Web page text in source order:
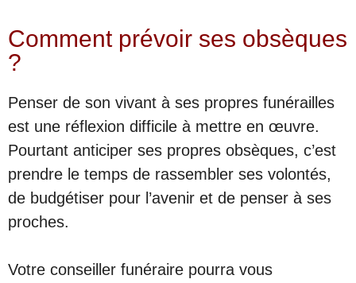
Comment prévoir ses obsèques
?
Penser de son vivant à ses propres funérailles
est une réflexion difficile à mettre en œuvre.
Pourtant anticiper ses propres obsèques, c’est
prendre le temps de rassembler ses volontés,
de budgétiser pour l’avenir et de penser à ses
proches.
Votre conseiller funéraire pourra vous